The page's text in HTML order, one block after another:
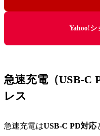
Yahoo!シ
急速充電（USB-C
レス
急速充電はUSB-C PD対応